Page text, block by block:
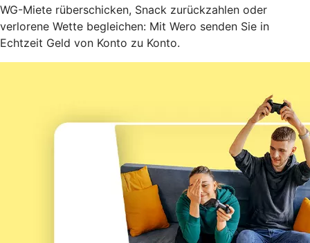
WG-Miete rüberschicken, Snack zurückzahlen oder
verlorene Wette begleichen: Mit Wero senden Sie in
Echtzeit Geld von Konto zu Konto.